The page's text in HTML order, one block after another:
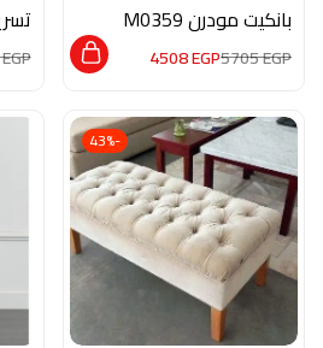
بانكيت مودرن M0359
5705EGP
4508EGP
EGP
-43%